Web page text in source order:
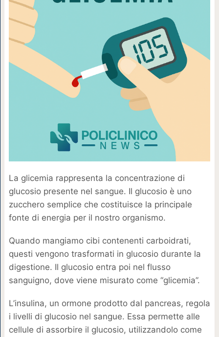
La glicemia rappresenta la concentrazione di
glucosio presente nel sangue. Il glucosio è uno
zucchero semplice che costituisce la principale
fonte di energia per il nostro organismo.
Quando mangiamo cibi contenenti carboidrati,
questi vengono trasformati in glucosio durante la
digestione. Il glucosio entra poi nel flusso
sanguigno, dove viene misurato come “glicemia”.
L’insulina, un ormone prodotto dal pancreas, regola
i livelli di glucosio nel sangue. Essa permette alle
cellule di assorbire il glucosio, utilizzandolo come